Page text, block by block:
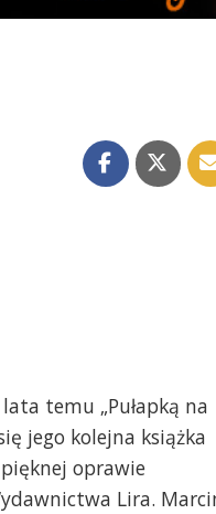
temu „Pułapką na
jego kolejna książka
oprawie
Lira.